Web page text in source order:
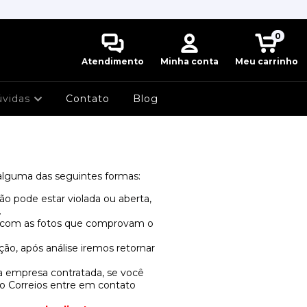
Atendimento Minha conta Meu carrinho
0
Contato Blog
das seguintes formas:
pode estar violada ou aberta,
as fotos que comprovam o
após análise iremos retornar
contratada, se você
Correios entre em contato